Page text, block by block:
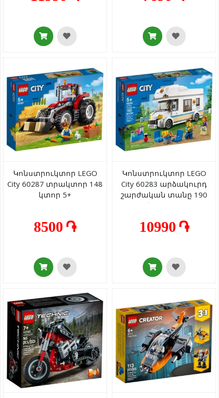
Կոնստրուկտոր LEGO
City 60287 տրակտոր 148
կտոր 5+
8500 ֏
Կոնստրուկտոր LEGO
City 60283 արձակուրդ
շարժական տանը 190
կտոր 5+
10990 ֏